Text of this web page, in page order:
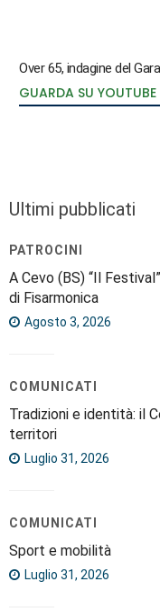
Over 65, indagine del
GUARDA SU YOUTUBE
Ultimi pubblicati
PATROCINI
A Cevo (BS) “Il
di Fisarmonica
Agosto 3, 2026
COMUNICATI
Tradizioni e identità: il
territori
Luglio 31, 2026
COMUNICATI
Sport e mobilità
Luglio 31, 2026